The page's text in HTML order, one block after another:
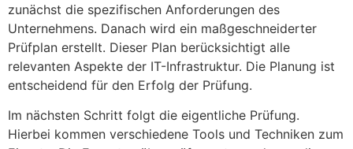
zunächst die spezifischen Anforderungen des
Unternehmens. Danach wird ein maßgeschneiderter
Prüfplan erstellt. Dieser Plan berücksichtigt alle
relevanten Aspekte der IT-Infrastruktur. Die Planung ist
entscheidend für den Erfolg der Prüfung.
Im nächsten Schritt folgt die eigentliche Prüfung.
Hierbei kommen verschiedene Tools und Techniken zum